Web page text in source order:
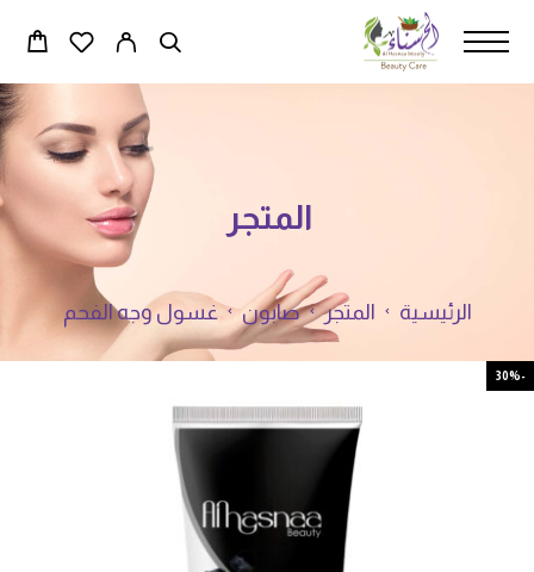
المتجر
الرئيسية المتجر صابون غسول وجه الفحم
-30%